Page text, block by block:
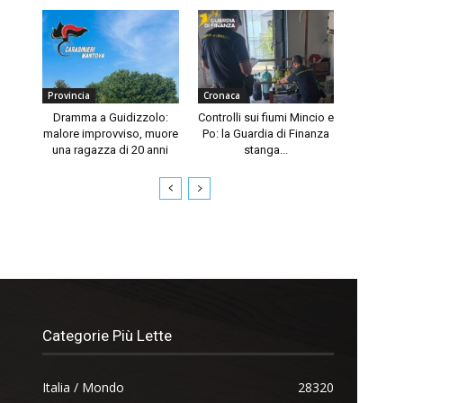
Provincia
Dramma a Guidizzolo:
malore improvviso, muore
una ragazza di 20 anni
Cronaca
Controlli sui fiumi Mincio e
Po: la Guardia di Finanza
stanga...
Categorie Più Lette
Italia / Mondo 28320